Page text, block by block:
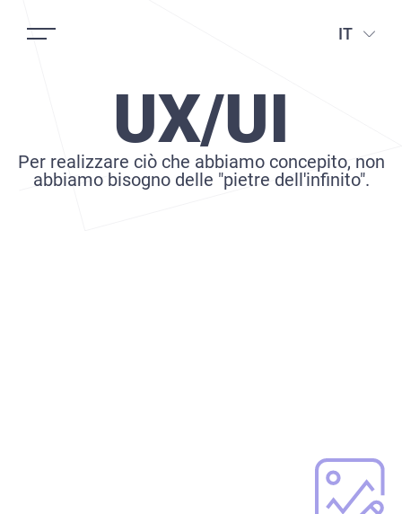
IT
UX/UI
Per realizzare ciò che abbiamo concepito, non
abbiamo bisogno delle "pietre dell'infinito".